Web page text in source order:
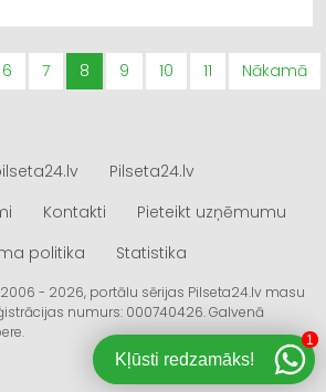
6 7 8 9 10 11 Nākamā
Pilseta24.lv
Kontakti
Pieteikt uzņēmumu
politika
Statistika
2006 - 2026, portālu sērijas Pilseta24.lv masu
numurs: 000740426. Galvenā
Kļūsti redzamāks!
1